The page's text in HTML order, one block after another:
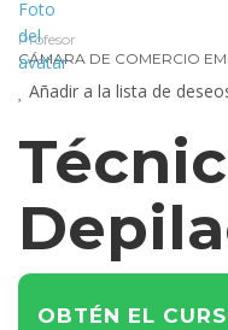
Profesor
CÁMARA DE COMERCIO
Añadir a la lista de
OBTÉN EL